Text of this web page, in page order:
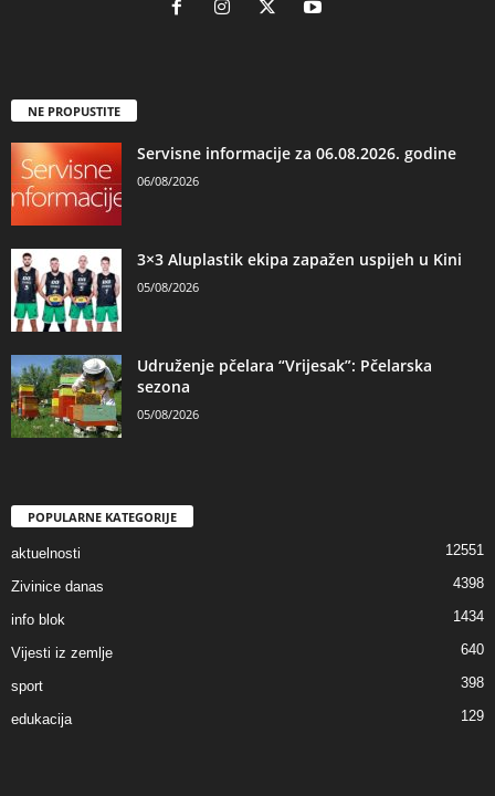
NE PROPUSTITE
Servisne informacije za 06.08.2026. godine
06/08/2026
3×3 Aluplastik ekipa zapažen uspijeh u Kini
05/08/2026
Udruženje pčelara “Vrijesak”: Pčelarska
sezona
05/08/2026
POPULARNE KATEGORIJE
aktuelnosti 12551
Zivinice danas 4398
info blok 1434
Vijesti iz zemlje 640
sport 398
edukacija 129